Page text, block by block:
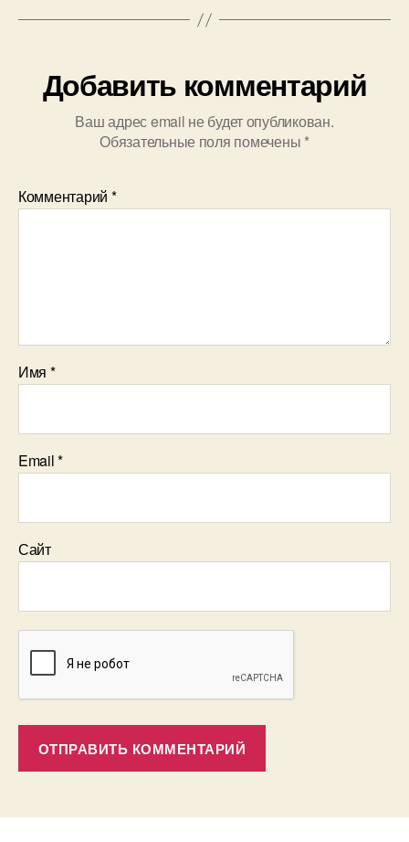
Добавить комментарий
Ваш адрес email не будет опубликован.
Обязательные поля помечены *
Комментарий *
Имя *
Email*
Сайт